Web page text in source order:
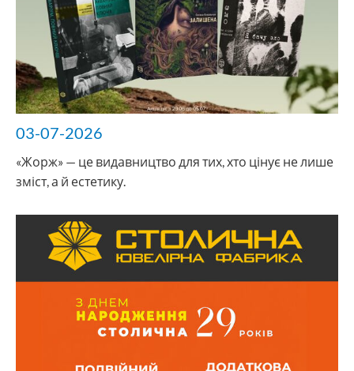
03-07-2026
«Жорж» — це видавництво для тих, хто цінує не лише
зміст, а й естетику.